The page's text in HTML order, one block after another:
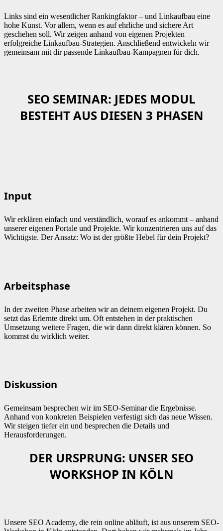
Links sind ein wesentlicher Rankingfaktor – und Linkaufbau eine
hohe Kunst. Vor allem, wenn es auf ehrliche und sichere Art
geschehen soll. Wir zeigen anhand von eigenen Projekten
erfolgreiche Linkaufbau-Strategien. Anschließend entwickeln wir
gemeinsam mit dir passende Linkaufbau-Kampagnen für dich.
SEO SEMINAR: JEDES MODUL
BESTEHT AUS DIESEN 3 PHASEN
Input
Wir erklären einfach und verständlich, worauf es ankommt – anhand
unserer eigenen Portale und Projekte. Wir konzentrieren uns auf das
Wichtigste. Der Ansatz: Wo ist der größte Hebel für dein Projekt?
Arbeitsphase
In der zweiten Phase arbeiten wir an deinem eigenen Projekt. Du
setzt das Erlernte direkt um. Oft entstehen in der praktischen
Umsetzung weitere Fragen, die wir dann direkt klären können. So
kommst du wirklich weiter.
Diskussion
Gemeinsam besprechen wir im SEO-Seminar die Ergebnisse.
Anhand von konkreten Beispielen verfestigt sich das neue Wissen.
Wir steigen tiefer ein und besprechen die Details und
Herausforderungen.
DER URSPRUNG: UNSER SEO
WORKSHOP IN KÖLN
Unsere SEO Academy, die rein online abläuft, ist aus unserem SEO-